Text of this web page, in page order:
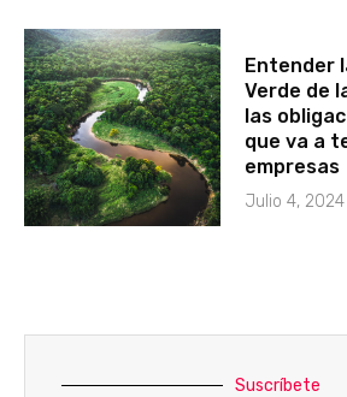
Entender
Verde de
las
que va a
empresas
Julio 4, 2024
Suscríbete